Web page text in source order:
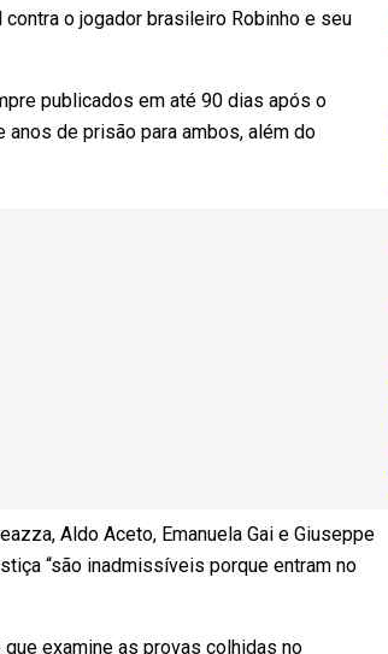
o jogador brasileiro Robinho e seu
publicados em até 90 dias após o
anos de prisão para ambos, além do
Aldo Aceto, Emanuela Gai e Giuseppe
“são inadmissíveis porque entram no
examine as provas colhidas no